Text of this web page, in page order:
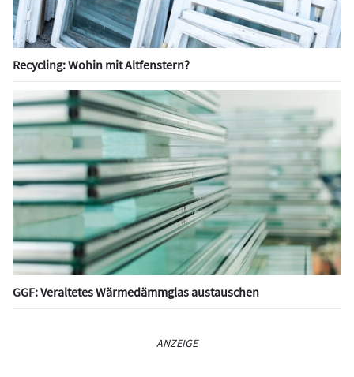
Recycling: Wohin mit Altfenstern?
GGF: Veraltetes Wärmedämmglas austauschen
ANZEIGE